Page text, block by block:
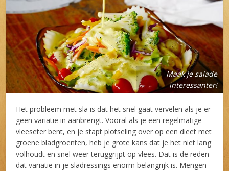
Maak je salade
interessanter!
Het probleem met sla is dat het snel gaat vervelen als je er
geen variatie in aanbrengt. Vooral als je een regelmatige
vleeseter bent, en je stapt plotseling over op een dieet met
groene bladgroenten, heb je grote kans dat je het niet lang
volhoudt en snel weer teruggrijpt op vlees. Dat is de reden
dat variatie in je sladressings enorm belangrijk is. Mengen